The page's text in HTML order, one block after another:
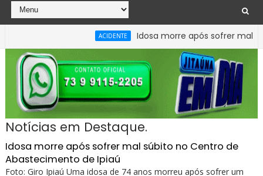
Idosa morre após sofrer mal súbito
carro e caminhão na BR-330, no trecho do
Notícias em Destaque.
Idosa morre após sofrer mal súbito no Centro de
Abastecimento de Ipiaú
Foto: Giro Ipiaú Uma idosa de 74 anos morreu após sofrer um